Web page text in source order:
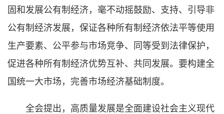
固和发展公有制经济，毫不动摇鼓励、支持、引导非
公有制经济发展，保证各种所有制经济依法平等使用
生产要素、公平参与市场竞争、同等受到法律保护，
促进各种所有制经济优势互补、共同发展。要构建全
国统一大市场，完善市场经济基础制度。
全会提出，高质量发展是全面建设社会主义现代